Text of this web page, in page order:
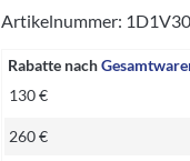
Artikelnummer:
Rabatte nach
130 €
260 €